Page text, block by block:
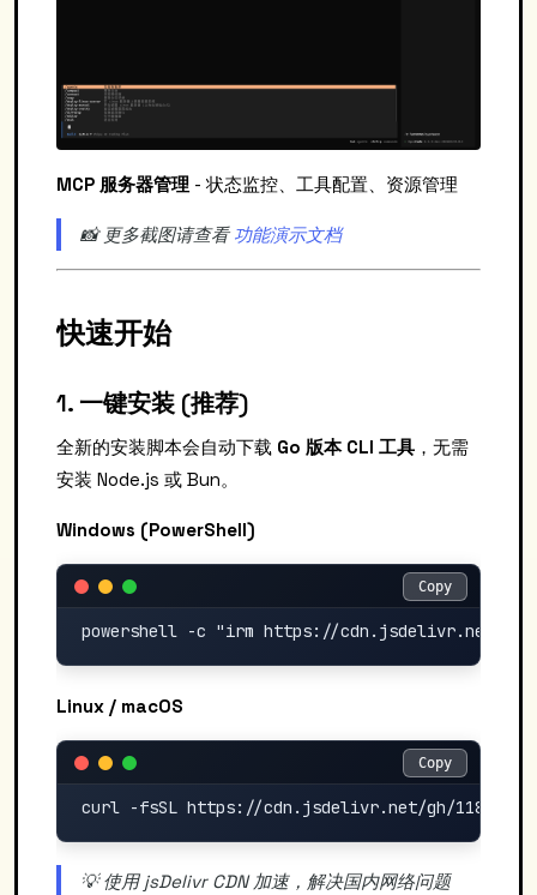
MCP 服务器管理 - 状态监控、工具配置、资源管理
📸 更多截图请查看功能演示文档
快速开始
1. 一键安装 (推荐)
全新的安装脚本会自动下载 Go 版本 CLI 工具 ，无需
安装 Node.js 或 Bun。
Windows (PowerShell)
Copy
Copy
Linux / macOS
Copy
Copy
💡 使用 jsDelivr CDN 加速，解决国内网络问题